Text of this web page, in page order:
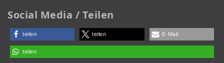
Social Media / Teilen
teilen teilen E-Mail
teilen